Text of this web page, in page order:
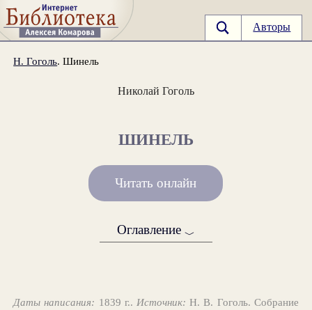
Авторы
Н. Гоголь. Шинель
Николай Гоголь
ШИНЕЛЬ
Читать онлайн
Оглавление ﹀
Даты написания: 1839 г.. Источник: Н. В. Гоголь. Собрание